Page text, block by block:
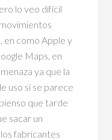
lo veo difícil
en como Apple y
Maps, en
ya que la
uso si se parece
que tarde
sacar un
fabricantes